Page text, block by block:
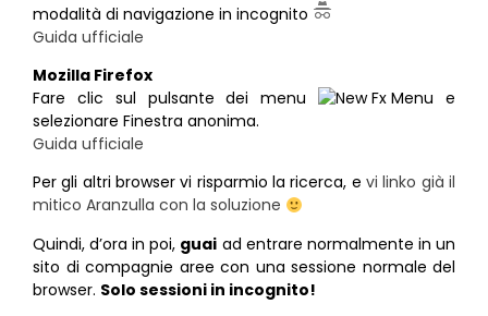
modalità di navigazione in incognito
Guida ufficiale
Mozilla Firefox
Fare clic sul pulsante dei menu
e
selezionare Finestra anonima.
Guida ufficiale
Per gli altri browser vi risparmio la ricerca, e vi linko già il
mitico Aranzulla con la soluzione
Quindi, d’ora in poi, guai ad entrare normalmente in un
sito di compagnie aree con una sessione normale del
browser. Solo sessioni in incognito!